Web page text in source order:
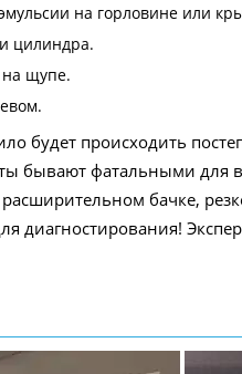
на горловине или
цилиндра.
щупе.
будет происходить
бывают фатальными для
бачке,
диагностирования!